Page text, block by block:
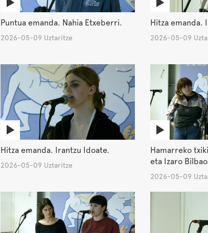
Puntua emanda. Nahia Etxeberri.
2026-05-09 Uztaritze
Hitza emanda.
2026-05-09
Hitza emanda. Irantzu Idoate.
2026-05-09 Uztaritze
Hamarreko
eta Izaro
2026-05-09